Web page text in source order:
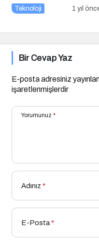
Nasıl Yapılır?
Teknoloji 1 yıl
Bir Cevap Yaz
E-posta adresiniz
işaretlenmişlerdir
Yorumunuz *
Adınız *
E-Posta*